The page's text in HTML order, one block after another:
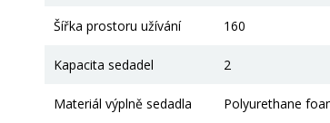
Šířka prostoru užívání 160
Kapacita sedadel 2
Materiál výplně sedadla Polyurethane